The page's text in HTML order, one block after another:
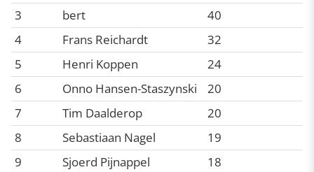
3
bert
40
4
Frans Reichardt
32
5
Henri Koppen
24
6
Onno Hansen-Staszynski
20
7
Tim Daalderop
20
8
Sebastiaan Nagel
19
9
Sjoerd Pijnappel
18